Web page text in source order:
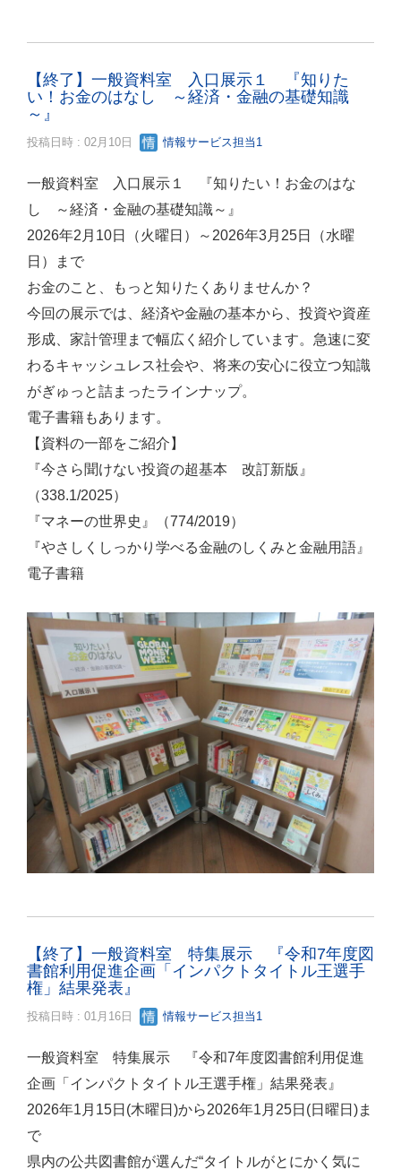
【終了】一般資料室 入口展示１ 『知りた
い！お金のはなし ～経済・金融の基礎知識
～』
投稿日時 : 02月10日 情報サービス担当1
一般資料室 入口展示１ 『知りたい！お金のはな
し ～経済・金融の基礎知識～』
2026年2月10日（火曜日）～2026年3月25日（水曜
日）まで
お金のこと、もっと知りたくありませんか？
今回の展示では、経済や金融の基本から、投資や資産
形成、家計管理まで幅広く紹介しています。急速に変
わるキャッシュレス社会や、将来の安心に役立つ知識
がぎゅっと詰まったラインナップ。
電子書籍もあります。
【資料の一部をご紹介】
『今さら聞けない投資の超基本 改訂新版』
（338.1/2025）
『マネーの世界史』（774/2019）
『やさしくしっかり学べる金融のしくみと金融用語』
電子書籍
【終了】一般資料室 特集展示 『令和7年度図
書館利用促進企画「インパクトタイトル王選手
権」結果発表』
投稿日時 : 01月16日 情報サービス担当1
一般資料室 特集展示 『令和7年度図書館利用促進
企画「インパクトタイトル王選手権」結果発表』
2026年1月15日(木曜日)から2026年1月25日(日曜日)ま
で
県内の公共図書館が選んだ“タイトルがとにかく気に